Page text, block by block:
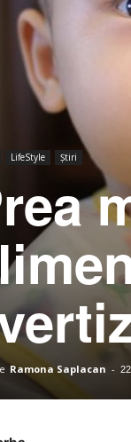
LifeStyle Știri
Ramona Saplacan -